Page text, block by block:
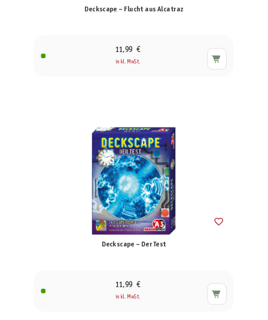
Deckscape – Flucht aus Alcatraz
11,99 €
inkl. MwSt.
Deckscape – Der Test
11,99 €
inkl. MwSt.